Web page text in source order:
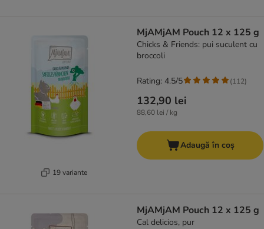
19 variante
MjAMjAM Pouch 12 x 125 g
Chicks & Friends: pui suculent cu
broccoli
132,90 lei
88,60 lei / kg
Rating: 4.5/5 (112)
Adaugă în coș
MjAMjAM Pouch 12 x 125 g
Cal delicios, pur